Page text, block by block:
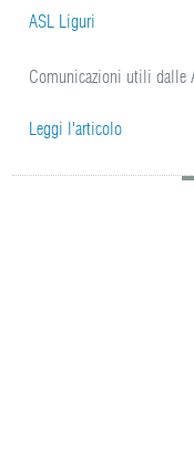
ASL Liguri
Comunicazioni utili dalle
Leggi l'articolo